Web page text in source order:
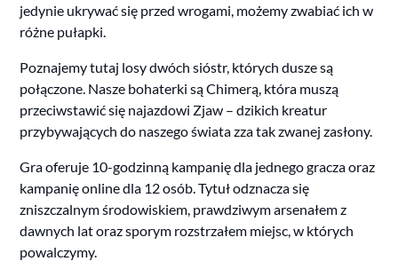
jedynie ukrywać się przed wrogami, możemy zwabiać ich w
różne pułapki.
Poznajemy tutaj losy dwóch sióstr, których dusze są
połączone. Nasze bohaterki są Chimerą, która muszą
przeciwstawić się najazdowi Zjaw – dzikich kreatur
przybywających do naszego świata zza tak zwanej zasłony.
Gra oferuje 10-godzinną kampanię dla jednego gracza oraz
kampanię online dla 12 osób. Tytuł odznacza się
zniszczalnym środowiskiem, prawdziwym arsenałem z
dawnych lat oraz sporym rozstrzałem miejsc, w których
powalczymy.